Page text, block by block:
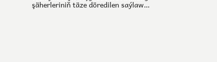
şäherleriniň täze döredilen saýlaw
toparlary: jemler, sanlar